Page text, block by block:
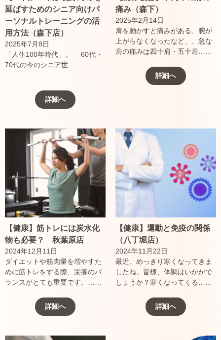
延ばすためのシニア向けパ
ーソナルトレーニングの活
用方法（森下店）
2025年7月8日
「人生100年時代」。 60代・
70代の今のシニア世……
詳細へ
痛み（森下）
2025年2月14日
肩を動かすと痛みがある、腕が
上がらなくなったなど、、急な
肩の痛みは四十肩・五十肩……
詳細へ
【健康】筋トレには炭水化
物も必要？ 秋葉原店
2024年12月11日
ダイエットや筋肉量を増やすた
めに筋トレをする際、栄養のバ
ランスがとても重要です。……
詳細へ
【健康】運動と免疫の関係
（八丁堀店）
2024年11月22日
最近、めっきり寒くなってきま
したね。皆様、体調はいかがで
しょうか？寒くなってくる……
詳細へ